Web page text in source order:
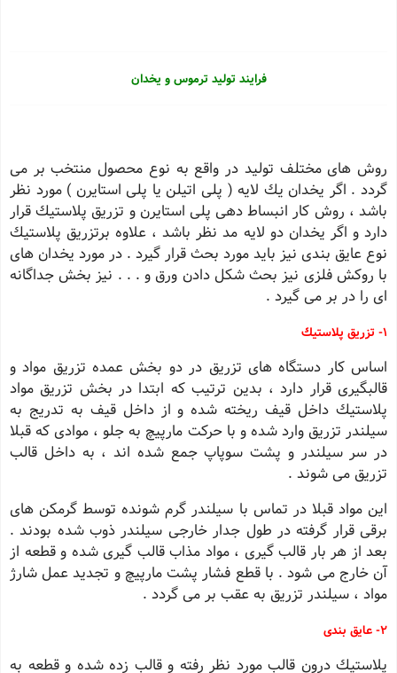
فرایند تولید ترموس و یخدان
روش های مختلف تولید در واقع به نوع محصول منتخب بر می
گردد . اگر یخدان یك لایه ( پلی اتیلن یا پلی استایرن ) مورد نظر
باشد ، روش كار انبساط دهی پلی استایرن و تزریق پلاستیك قرار
دارد و اگر یخدان دو لایه مد نظر باشد ، علاوه برتزریق پلاستیك
نوع عایق بندی نیز باید مورد بحث قرار گیرد . در مورد یخدان های
با روكش فلزی نیز بحث شكل دادن ورق و . . . نیز بخش جداگانه
ای را در بر می گیرد .
١- تزریق پلاستیك
اساس كار دستگاه های تزریق در دو بخش عمده تزریق مواد و
قالبگیری قرار دارد ، بدین ترتیب كه ابتدا در بخش تزریق مواد
پلاستیك داخل قیف ریخته شده و از داخل قیف به تدریج به
سیلندر تزریق وارد شده و با حركت مارپیچ به جلو ، موادی كه قبلا
در سر سیلندر و پشت سوپاپ جمع شده اند ، به داخل قالب
تزریق می شوند .
این مواد قبلا در تماس با سیلندر گرم شونده توسط گرمكن های
برقی قرار گرفته در طول جدار خارجی سیلندر ذوب شده بودند .
بعد از هر بار قالب گیری ، مواد مذاب قالب گیری شده و قطعه از
آن خارج می شود . با قطع فشار پشت مارپیچ و تجدید عمل شارژ
مواد ، سیلندر تزریق به عقب بر می گردد .
٢- عایق بندی
پلاستیك درون قالب مورد نظر رفته و قالب زده شده و قطعه به